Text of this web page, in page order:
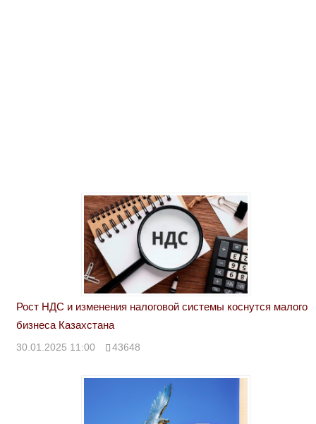
Рост НДС и изменения налоговой системы коснутся малого
бизнеса Казахстана
30.01.2025 11:00 43648